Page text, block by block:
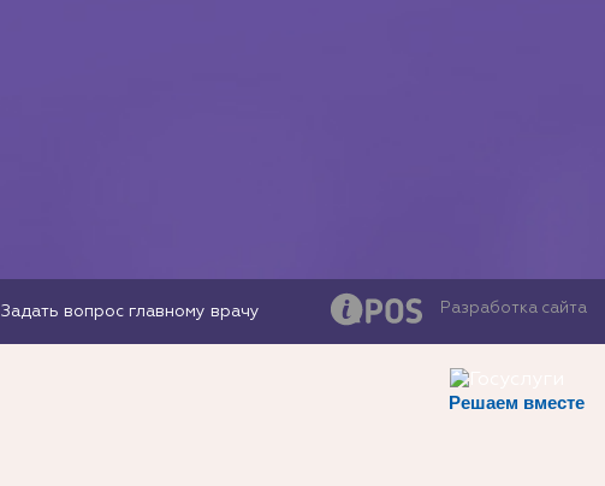
Задать вопрос главному врачу Разработка сайта
Решаем вместе